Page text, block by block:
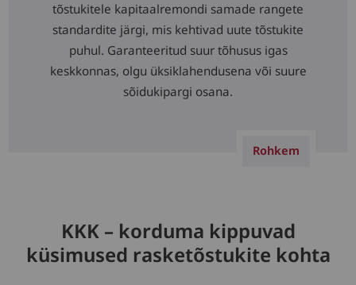
tõstukitele kapitaalremondi samade rangete
standardite järgi, mis kehtivad uute tõstukite
puhul. Garanteeritud suur tõhusus igas
keskkonnas, olgu üksiklahendusena või suure
sõidukipargi osana.
Rohkem
KKK – korduma kippuvad
küsimused rasketõstukite kohta